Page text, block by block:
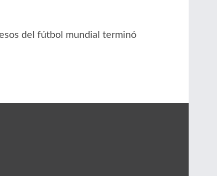
del fútbol mundial terminó